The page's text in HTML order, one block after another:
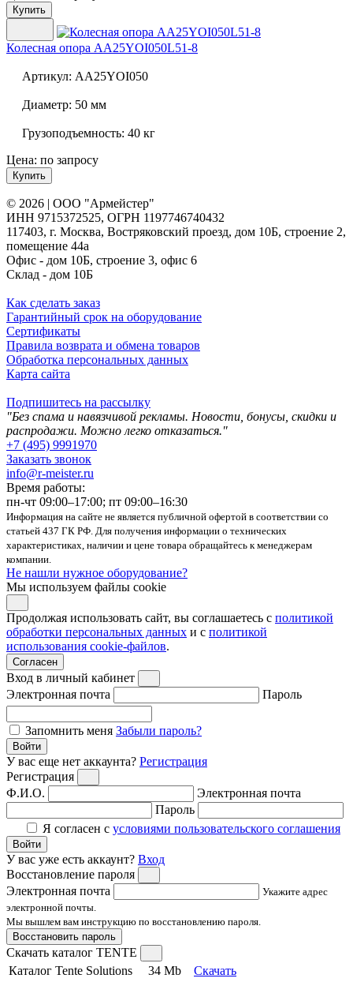
Купить
Колесная опора AA25YOI050L51-8
Артикул: AA25YOI050
Диаметр: 50 мм
Грузоподъемность: 40 кг
Цена: по запросу
Купить
© 2026 | ООО "Армейстер"
ИНН 9715372525, ОГРН 1197746740432
117403, г. Москва, Востряковский проезд, дом 10Б, строение 2,
помещение 44а
Офис - дом 10Б, строение 3, офис 6
Склад - дом 10Б
Как сделать заказ
Гарантийный срок на оборудование
Сертификаты
Правила возврата и обмена товаров
Обработка персональных данных
Карта сайта
Подпишитесь на рассылку
"Без спама и навязчивой рекламы. Новости, бонусы, скидки и
распродажи. Можно легко отказаться."
+7 (495) 9991970
Заказать звонок
info@r-meister.ru
Время работы:
пн-чт 09:00–17:00; пт 09:00–16:30
Информация на сайте не является публичной офертой в соответствии со
статьей 437 ГК РФ. Для получения информации о технических
характеристиках, наличии и цене товара обращайтесь к менеджерам
компании.
Не нашли нужное оборудование?
Мы используем файлы cookie
Продолжая использовать сайт, вы соглашаетесь с политикой
обработки персональных данных и с политикой
использования cookie-файлов.
Согласен
Вход в личный кабинет
Электронная почта
Пароль
Запомнить меня Забыли пароль?
Войти
У вас еще нет аккаунта? Регистрация
Регистрация
Ф.И.О.
Электронная почта
Пароль
Я согласен с условиями пользовательского соглашения
Войти
У вас уже есть аккаунт? Вход
Восстановление пароля
Электронная почта
Укажите адрес
электронной почты.
Мы вышлем вам инструкцию по восстановлению пароля.
Восстановить пароль
Скачать каталог TENTE
Каталог Tente Solutions
34 Mb
Скачать